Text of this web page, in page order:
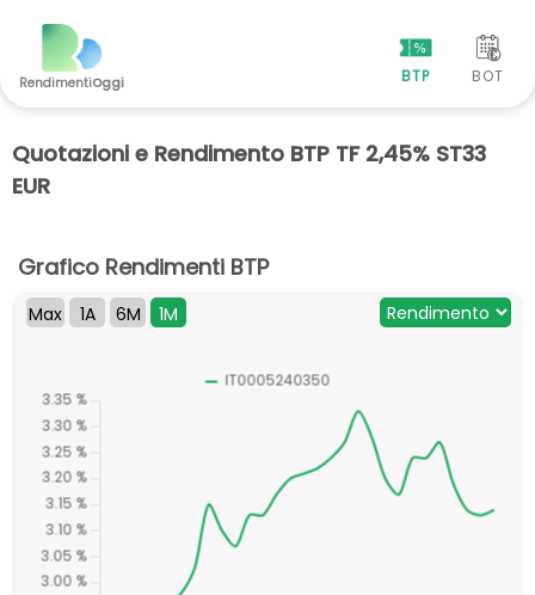
RendimentiOggi BTP BOT
Quotazioni e Rendimento BTP TF 2,45% ST33
EUR
Grafico Rendimenti BTP
Max 1A 6M 1M